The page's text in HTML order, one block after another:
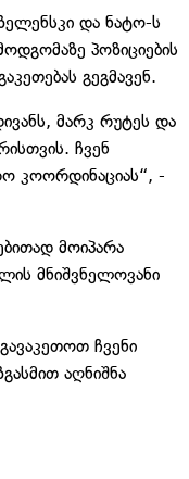
და ნატო-ს
პოზიციების
გეგმავენ.
მარკ რუტეს და
ჩვენ
კოორდინაციას“, -
მოიპარა
მნიშვნელოვანი
ჩვენი
აღნიშნა